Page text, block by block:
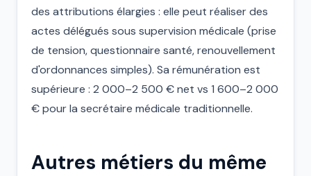
des attributions élargies : elle peut réaliser des
actes délégués sous supervision médicale (prise
de tension, questionnaire santé, renouvellement
d'ordonnances simples). Sa rémunération est
supérieure : 2 000–2 500 € net vs 1 600–2 000
€ pour la secrétaire médicale traditionnelle.
Autres métiers du même